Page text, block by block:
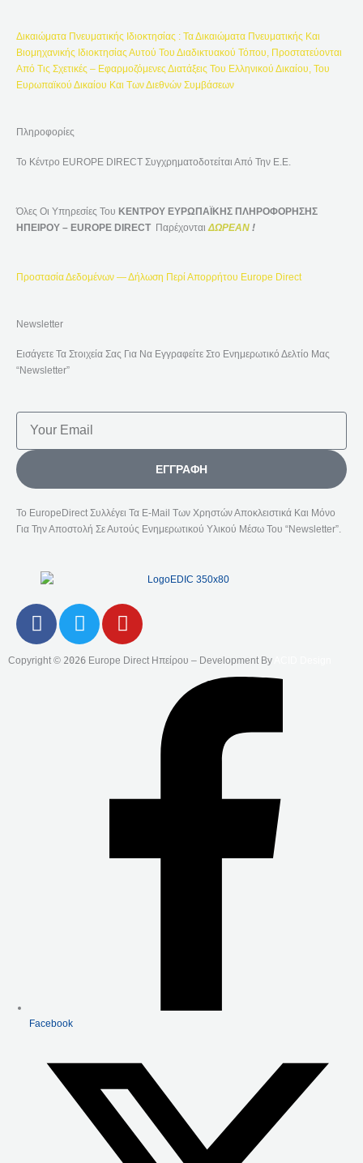
Α
Δικαιώματα Πνευματικής Ιδιοκτησίας : Τα Δικαιώματα Πνευματικής Και
Βιομηχανικής Ιδιοκτησίας Αυτού Του Διαδικτυακού Τόπου, Προστατεύονται
Από Τις Σχετικές – Εφαρμοζόμενες Διατάξεις Του Ελληνικού Δικαίου, Του
Ευρωπαϊκού Δικαίου Και Των Διεθνών Συμβάσεων
Πληροφορίες
Το Κέντρο EUROPE DIRECT Συγχρηματοδοτείται Από Την Ε.Ε.
Όλες Οι Υπηρεσίες Του ΚΕΝΤΡΟΥ ΕΥΡΩΠΑΪΚΗΣ ΠΛΗΡΟΦΟΡΗΣΗΣ
ΗΠΕΙΡΟΥ – EUROPE DIRECT Παρέχονται ΔΩΡΕΑΝ !
Προστασία Δεδομένων — Δήλωση Περί Απορρήτου Europe Direct
Newsletter
Εισάγετε Τα Στοιχεία Σας Για Να Εγγραφείτε Στο Ενημερωτικό Δελτίο Μας
“Newsletter”
ΕΓΓΡΑΦΉ
Το EuropeDirect Συλλέγει Τα E-Mail Των Χρηστών Αποκλειστικά Και Μόνο
Για Την Αποστολή Σε Αυτούς Ενημερωτικού Υλικού Μέσω Του “Newsletter”.
F
A
C
E
T
W
I
Y
O
U
Copyright © 2026 Europe Direct Ηπείρου – Development By
Facebook